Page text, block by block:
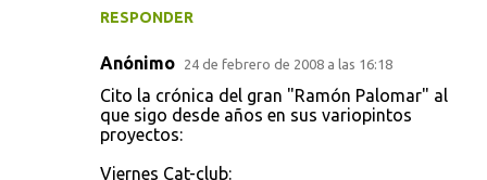
RESPONDER
Anónimo 24 de febrero de 2008 a las 16:18
Cito la crónica del gran "Ramón Palomar" al
que sigo desde años en sus variopintos
proyectos:
Viernes Cat-club: